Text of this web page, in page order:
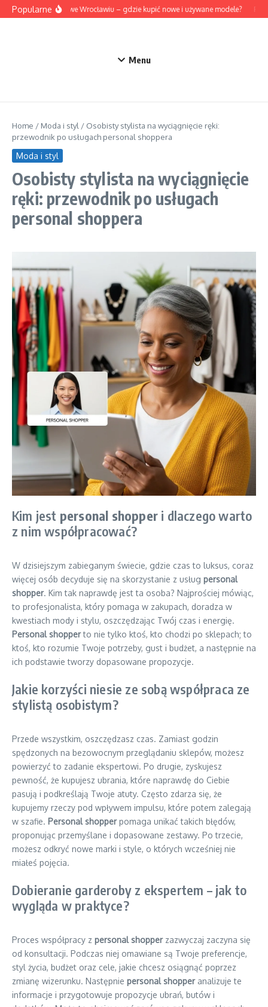
Przejdź do treści
PopularneMazda we Wrocławiu – gdzie kupić nowe i używane modele?
Menu
Home / Moda i styl / Osobisty stylista na wyciągnięcie ręki:
przewodnik po usługach personal shoppera
Moda i styl
Osobisty stylista na wyciągnięcie
ręki: przewodnik po usługach
personal shoppera
Kim jest personal shopper i dlaczego warto
z nim współpracować?
W dzisiejszym zabieganym świecie, gdzie czas to luksus, coraz
więcej osób decyduje się na skorzystanie z usług personal
shopper. Kim tak naprawdę jest ta osoba? Najprościej mówiąc,
to profesjonalista, który pomaga w zakupach, doradza w
kwestiach mody i stylu, oszczędzając Twój czas i energię.
Personal shopperto nie tylko ktoś, kto chodzi po sklepach; to
ktoś, kto rozumie Twoje potrzeby, gust i budżet, a następnie na
ich podstawie tworzy dopasowane propozycje.
Jakie korzyści niesie ze sobą współpraca ze
stylistą osobistym?
Przede wszystkim, oszczędzasz czas. Zamiast godzin
spędzonych na bezowocnym przeglądaniu sklepów, możesz
powierzyć to zadanie ekspertowi. Po drugie, zyskujesz
pewność, że kupujesz ubrania, które naprawdę do Ciebie
pasują i podkreślają Twoje atuty. Często zdarza się, że
kupujemy rzeczy pod wpływem impulsu, które potem zalegają
w szafie. Personal shopperpomaga unikać takich błędów,
proponując przemyślane i dopasowane zestawy. Po trzecie,
możesz odkryć nowe marki i style, o których wcześniej nie
miałeś pojęcia.
Dobieranie garderoby z ekspertem – jak to
wygląda w praktyce?
Proces współpracy z personal shopperzazwyczaj zaczyna się
od konsultacji. Podczas niej omawiane są Twoje preferencje,
styl życia, budżet oraz cele, jakie chcesz osiągnąć poprzez
zmianę wizerunku. Następnie personal shopperanalizuje te
informacje i przygotowuje propozycje ubrań, butów i